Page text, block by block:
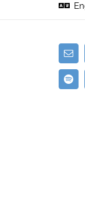
E-
mail